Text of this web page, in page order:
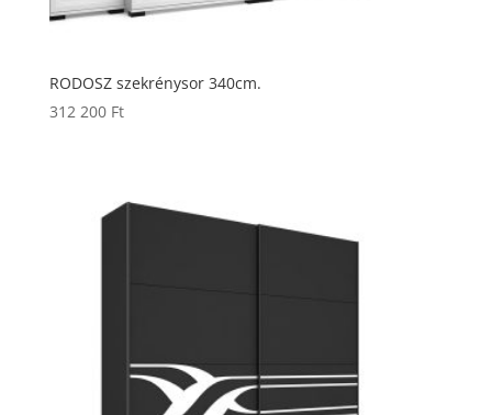
RODOSZ szekrénysor 340cm.
312 200 Ft